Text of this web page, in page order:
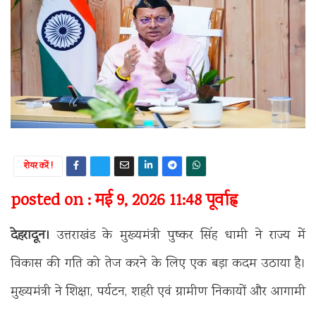
शेयर करें !
posted on : मई 9, 2026 11:48 पूर्वाह्न
देहरादून। उत्तराखंड के मुख्यमंत्री पुष्कर सिंह धामी ने राज्य में
विकास की गति को तेज करने के लिए एक बड़ा कदम उठाया है।
मुख्यमंत्री ने शिक्षा, पर्यटन, शहरी एवं ग्रामीण निकायों और आगामी